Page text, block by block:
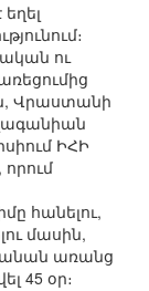
ու
Վրաստանի
ԻՀԻ
հանելու,
մասին,
առանց
45 օր։